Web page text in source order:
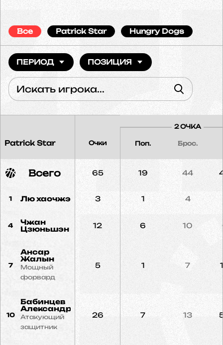
Все Patrick Star Hungry Dogs
ПЕРИОД ПОЗИЦИЯ
Patrick Star Очки
2 ОЧКА
Поп. Брос.
Всего 65 19 44
1 Лю хаочжэ 3 1 4
4
Чжан
Цзюньшэн
12 6 10
7
Ансар
Жалын
Мощный
форвард
5 1 7
10
Бабинцев
Александр
Атакующий
защитник
26 7 13